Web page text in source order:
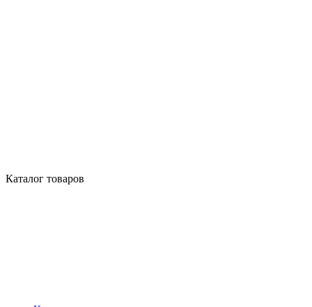
Каталог товаров